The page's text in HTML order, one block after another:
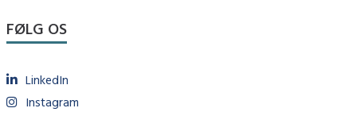
FØLG OS
LinkedIn
Instagram